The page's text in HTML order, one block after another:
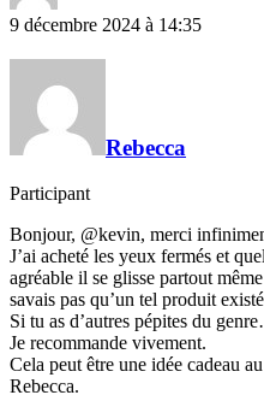
9 décembre 2024 à 14:35
Rebecca
Participant
Bonjour, @kevin, merci
J’ai acheté les yeux fermés et
agréable il se glisse partout
savais pas qu’un tel produit
Si tu as d’autres pépites du
Je recommande vivement.
Cela peut être une idée cadeau
Rebecca.